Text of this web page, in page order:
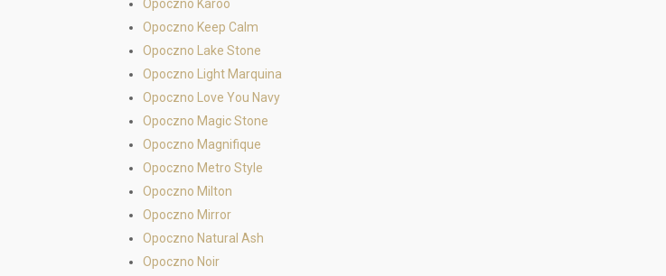
Opoczno Karoo
Opoczno Keep Calm
Opoczno Lake Stone
Opoczno Light Marquina
Opoczno Love You Navy
Opoczno Magic Stone
Opoczno Magnifique
Opoczno Metro Style
Opoczno Milton
Opoczno Mirror
Opoczno Natural Ash
Opoczno Noir